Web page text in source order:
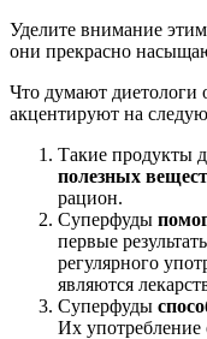
Уделите внимание
они прекрасно
Что думают диетологи
акцентируют на
Такие продукты
полезных
рацион.
Суперфуды
первые
регулярного
являются
Суперфуды
Их употребление